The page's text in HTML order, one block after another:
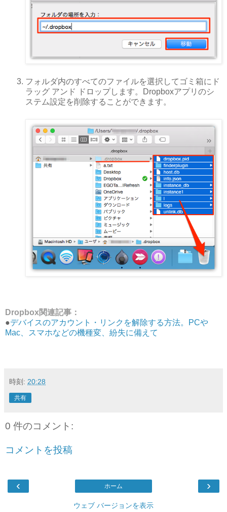
フォルダ内のすべてのファイルを選択してゴミ箱にド
ラッグ アンド ドロップします。Dropboxアプリのシ
ステム設定を削除することができます。
Dropbox関連記事：
●デバイスのアカウント・リンクを解除する方法。PCや
Mac、スマホなどの機種変、紛失に備えて
時刻: 20:28
共有
0 件のコメント:
コメントを投稿
‹ ›
ホーム
ウェブ バージョンを表示